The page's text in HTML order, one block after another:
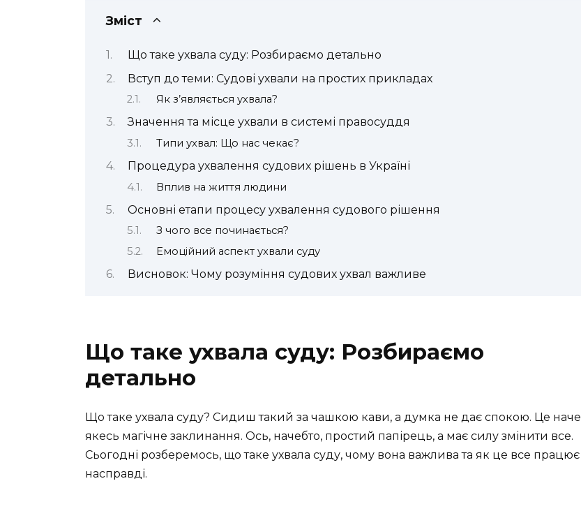
Зміст
Що таке ухвала суду: Розбираємо детально
Вступ до теми: Судові ухвали на простих прикладах
Як з’являється ухвала?
Значення та місце ухвали в системі правосуддя
Типи ухвал: Що нас чекає?
Процедура ухвалення судових рішень в Україні
Вплив на життя людини
Основні етапи процесу ухвалення судового рішення
З чого все починається?
Емоційний аспект ухвали суду
Висновок: Чому розуміння судових ухвал важливе
Що таке ухвала суду: Розбираємо
детально
Що таке ухвала суду? Сидиш такий за чашкою кави, а думка не дає спокою. Це наче
якесь магічне заклинання. Ось, начебто, простий папірець, а має силу змінити все.
Сьогодні розберемось, що таке ухвала суду, чому вона важлива та як це все працює
насправді.